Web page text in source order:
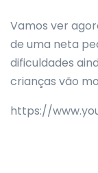
Vamos ver
de uma neta
dificuldades
crianças vão
https://